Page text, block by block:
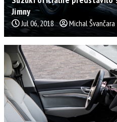
Jimny
Jul 06, 2018 Michal Švančara